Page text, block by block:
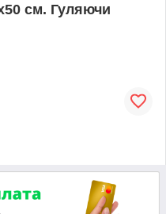
см. Гуляючи